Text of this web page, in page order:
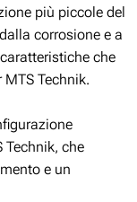
più piccole del
corrosione e a
che
Technik.
Technik, che
e un